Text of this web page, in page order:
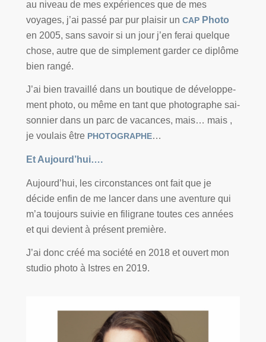
au niveau de mes expé­riences que de mes
voyages, j’ai pas­sé par pur plai­sir un CAPPhoto
en 2005, sans savoir si un jour j’en ferai quelque
chose, autre que de sim­ple­ment gar­der ce diplôme
bien rangé.
J’ai bien tra­vaillé dans un bou­tique de déve­lop­pe­
ment pho­to, ou même en tant que pho­to­graphe sai­
son­nier dans un parc de vacances, mais… mais ,
je vou­lais être PHOTOGRAPHE…
Et Aujourd’hui….
Aujourd’hui, les cir­cons­tances ont fait que je
décide enfin de me lan­cer dans une aven­ture qui
m’a tou­jours sui­vie en fili­grane toutes ces années
et qui devient à pré­sent première.
J’ai donc créé ma socié­té en 2018 et ouvert mon
stu­dio pho­to à Istres en 2019.